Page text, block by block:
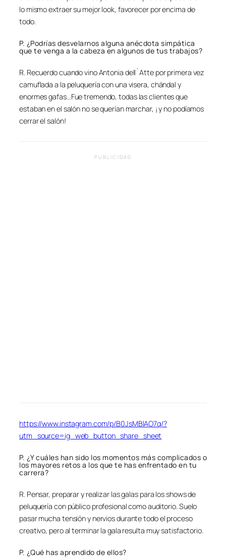
lo mismo extraer su mejor look, favorecer por encima de
todo.
P. ¿Podrías desvelarnos alguna anécdota simpática
que te venga a la cabeza en algunos de tus trabajos?
R. Recuerdo cuando vino Antonia dell´Atte por primera vez
camuflada a la peluquería con una visera, chándal y
enormes gafas…Fue tremendo, todas las clientes que
estaban en el salón no se querían marchar, ¡ y no podíamos
cerrar el salón!
PUBLICIDAD
https://www.instagram.com/p/B0JsMBlAO7q/?
utm_source=ig_web_button_share_sheet
P. ¿Y cuáles han sido los momentos más complicados o
los mayores retos a los que te has enfrentado en tu
carrera?
R. Pensar, preparar y realizar las galas para los shows de
peluquería con público profesional como auditorio. Suelo
pasar mucha tensión y nervios durante todo el proceso
creativo, pero al terminar la gala resulta muy satisfactorio.
P. ¿Qué has aprendido de ellos?